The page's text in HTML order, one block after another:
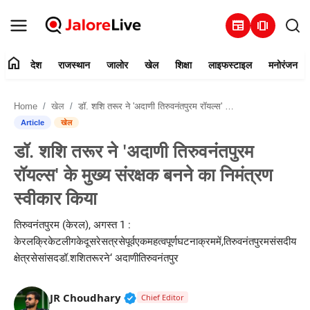
newspaper amp_stories
संपर्क करें
देश
राजस्थान
जालोर
खेल
शिक्षा
home देश राजस्थान जालोर खेल शिक्षा लाइफस्टाइल मनोरंजन
Home खेल डॉ. शशि तरूर ने 'अदाणी तिरुवनंतपुरम रॉयल्स' के मुख्य संरक्षक बनने का निमंत्रण स्वीकार किया
Article खेल
डॉ. शशि तरूर ने 'अदाणी तिरुवनंतपुरम
रॉयल्स' के मुख्य संरक्षक बनने का निमंत्रण
स्वीकार किया
तिरुवनंतपुरम (केरल), अगस्त 1 :
केरलक्रिकेटलीगकेदूसरेसत्रसेपूर्वएकमहत्वपूर्णघटनाक्रममें,तिरुवनंतपुरमसंसदीय
क्षेत्रसेसांसदडॉ.शशितरूरने‘ अदाणीतिरुवनंतपुर
JR Choudhary Verified Public Figure • 30 Mar,
Chief Editor